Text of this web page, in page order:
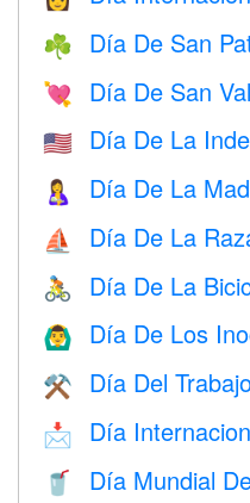
☘️ Día De San
💘 Día De San
🇺🇸 Día De La
🤱 Día De La
⛵️ Día De La
🚴 Día De La
🙆‍♂️ Día De Los
⚒️ Día Del
📩 Día
🥤
Día Mundial